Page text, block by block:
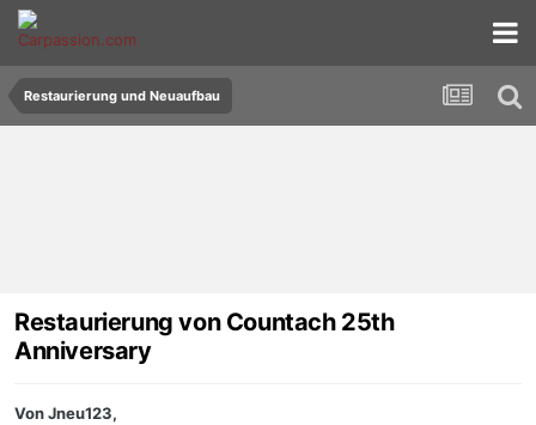
Restaurierung und Neuaufbau
Restaurierung von Countach 25th
Anniversary
Von Jneu123,